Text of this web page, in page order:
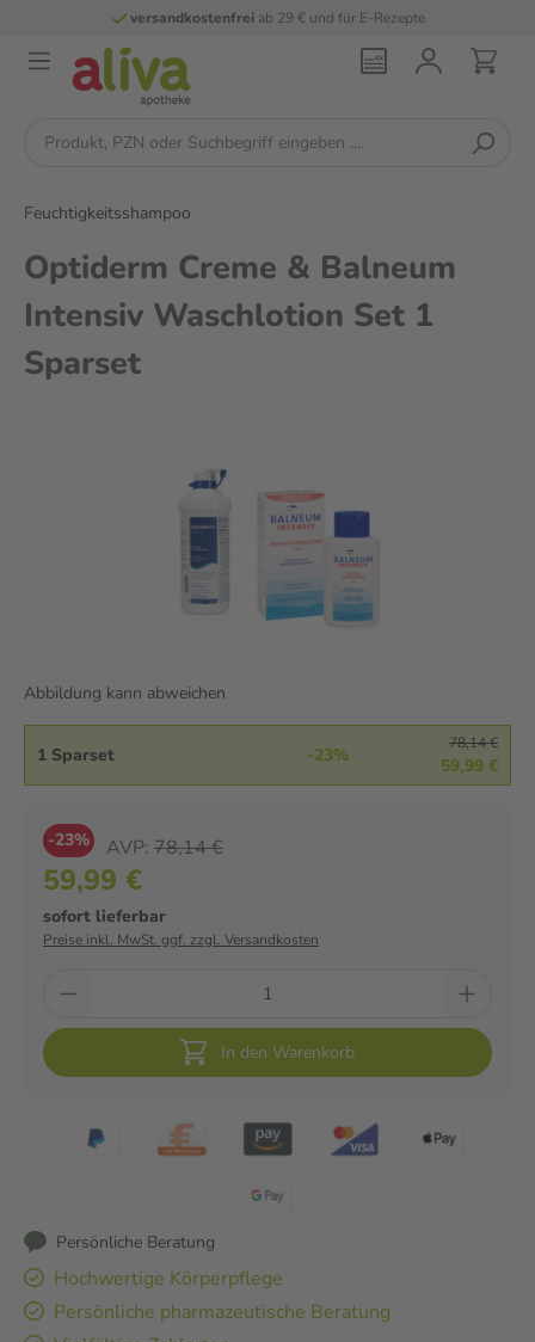
versandkostenfreiab 29 € und für E-Rezepte
Feuchtigkeitsshampoo
Optiderm Creme & Balneum
Intensiv Waschlotion Set 1
Sparset
Abbildung kann abweichen
1 Sparset -23%
78,14 €
59,99 €
-23% AVP: 78,14 €
59,99 €
sofort lieferbar
Preise inkl. MwSt. ggf. zzgl. Versandkosten
In den Warenkorb
Persönliche Beratung
Hochwertige Körperpflege
Persönliche pharmazeutische Beratung